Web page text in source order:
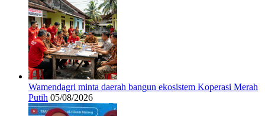
Wamendagri minta daerah bangun ekosistem Koperasi Merah
Putih 05/08/2026